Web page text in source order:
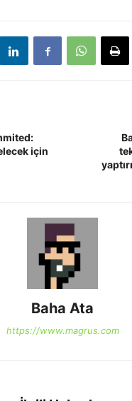
için
Baha Ata
https://www.magrus.com